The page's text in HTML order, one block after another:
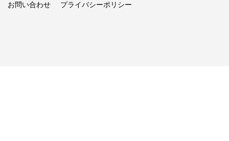
お問い合わせ プライバシーポリシー